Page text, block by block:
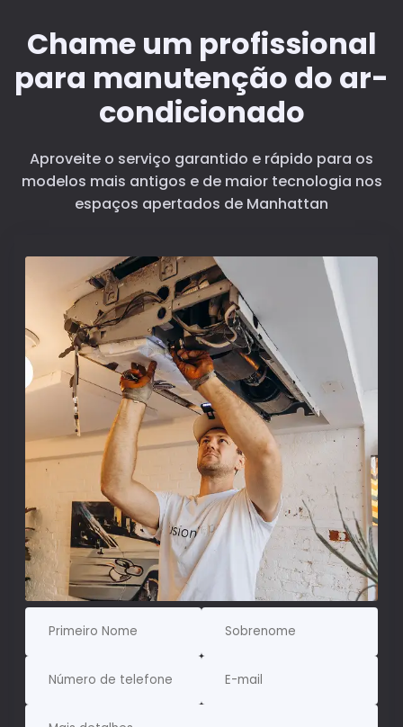
Chame um profissional
para manutenção do ar-
condicionado
Aproveite o serviço garantido e rápido para os
modelos mais antigos e de maior tecnologia nos
espaços apertados de Manhattan